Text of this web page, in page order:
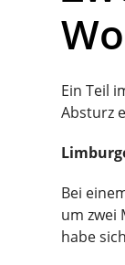
Ein Teil
Absturz
Bei
um zwei
habe